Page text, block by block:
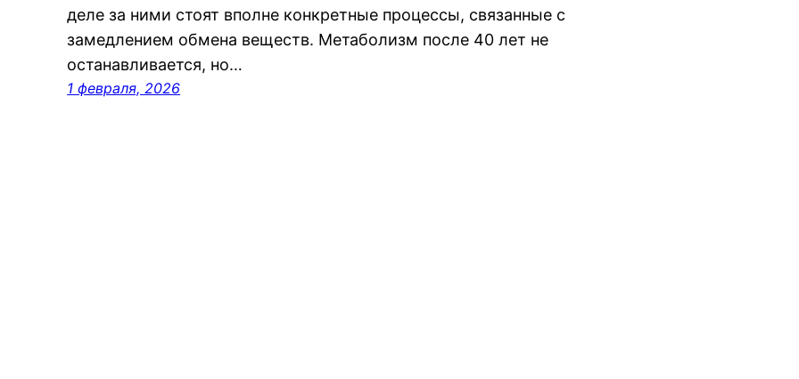
деле за ними стоят вполне конкретные процессы, связанные с
замедлением обмена веществ. Метаболизм после 40 лет не
останавливается, но…
1 февраля, 2026